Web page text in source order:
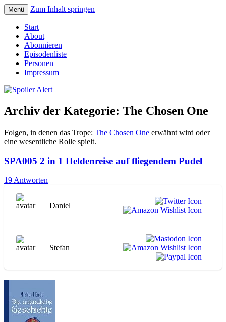
Spoiler Alert
Erfahrungshintergrund
Menü Zum Inhalt springen
Start
About
Abonnieren
Episodenliste
Personen
Impressum
Archiv der Kategorie: The Chosen One
Folgen, in denen das Trope: The Chosen One erwähnt wird oder
eine wesentliche Rolle spielt.
SPA005 2 in 1 Heldenreise auf fliegendem Pudel
19 Antworten
Daniel
Stefan